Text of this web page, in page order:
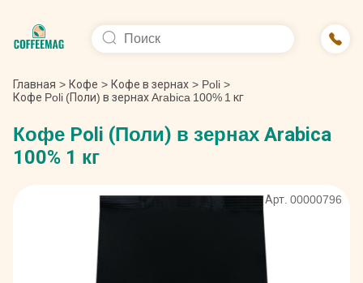
Главная > Кофе > Кофе в зернах > Poli >
Кофе Poli (Поли) в зернах Arabica 100% 1 кг
Кофе Poli (Поли) в зернах Arabica
100% 1 кг
Арт. 00000796